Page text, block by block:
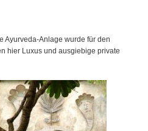
Ayurveda-Anlage wurde für den
hier Luxus und ausgiebige private